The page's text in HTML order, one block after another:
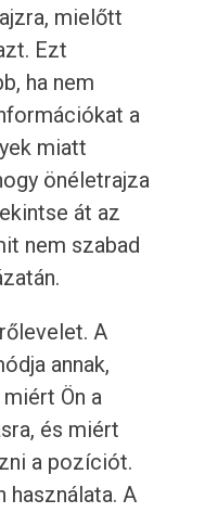
mielőtt
Ezt
ha nem
a
miatt
önéletrajza
át az
nem szabad
A
annak,
Ön a
és miért
a pozíciót.
használata. A